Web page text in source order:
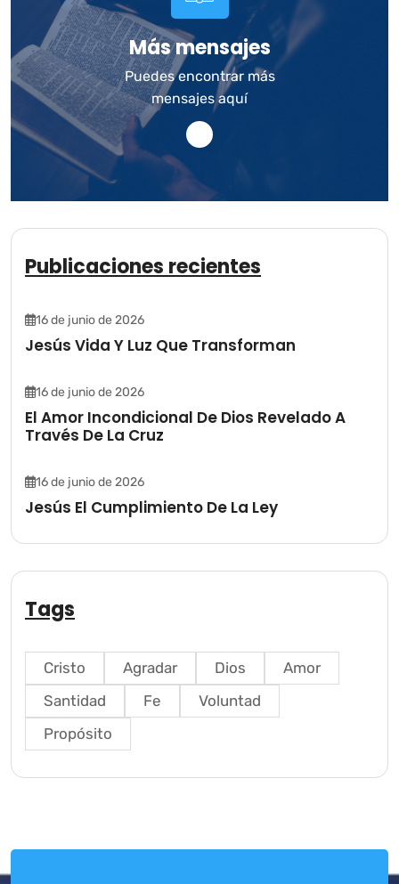
Más mensajes
Puedes encontrar más
mensajes aquí
Publicaciones recientes
16 de junio de 2026
Jesús Vida Y Luz Que Transforman
16 de junio de 2026
El Amor Incondicional De Dios Revelado A
Través De La Cruz
16 de junio de 2026
Jesús El Cumplimiento De La Ley
Tags
Cristo Agradar Dios
Amor
Santidad
Fe
Voluntad
Propósito